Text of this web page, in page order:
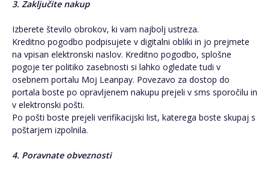
3. Zaključite nakup
Izberete število obrokov, ki vam najbolj ustreza.
Kreditno pogodbo podpisujete v digitalni obliki in jo prejmete
na vpisan elektronski naslov. Kreditno pogodbo, splošne
pogoje ter politiko zasebnosti si lahko ogledate tudi v
osebnem portalu Moj Leanpay. Povezavo za dostop do
portala boste po opravljenem nakupu prejeli v sms sporočilu in
v elektronski pošti.
Po pošti boste prejeli verifikacijski list, katerega boste skupaj s
poštarjem izpolnila.
4. Poravnate obveznosti